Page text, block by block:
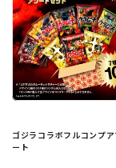
ゴジラコラボフルコンプア
ート